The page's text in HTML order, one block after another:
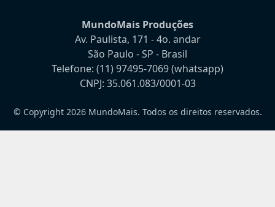
MundoMais Produções
Av. Paulista, 171 - 4o. andar
São Paulo - SP - Brasil
Telefone: (11) 97495-7069(whatsapp)
CNPJ: 35.061.083/0001-03
© Copyright 2026 MundoMais. Todos os direitos reservados.